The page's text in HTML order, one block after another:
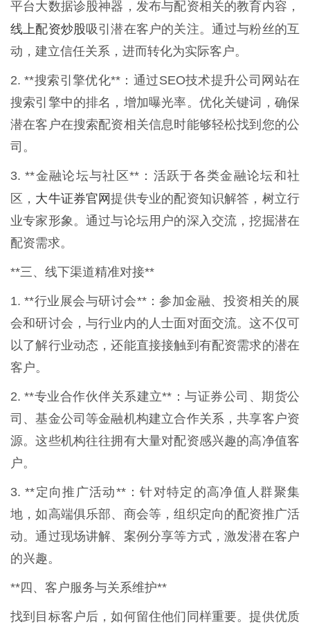
平台大数据诊股神器，发布与配资相关的教育内容，
线上配资炒股吸引潜在客户的关注。通过与粉丝的互
动，建立信任关系，进而转化为实际客户。
2. **搜索引擎优化**：通过SEO技术提升公司网站在
搜索引擎中的排名，增加曝光率。优化关键词，确保
潜在客户在搜索配资相关信息时能够轻松找到您的公
司。
3. **金融论坛与社区**：活跃于各类金融论坛和社
区， 大牛证券官网提供专业的配资知识解答，树立行
业专家形象。通过与论坛用户的深入交流，挖掘潜在
配资需求。
**三、线下渠道精准对接**
1. **行业展会与研讨会**：参加金融、投资相关的展
会和研讨会，与行业内的人士面对面交流。这不仅可
以了解行业动态，还能直接接触到有配资需求的潜在
客户。
2. **专业合作伙伴关系建立**：与证券公司、期货公
司、基金公司等金融机构建立合作关系，共享客户资
源。这些机构往往拥有大量对配资感兴趣的高净值客
户。
3. **定向推广活动**：针对特定的高净值人群聚集
地，如高端俱乐部、商会等，组织定向的配资推广活
动。通过现场讲解、案例分享等方式，激发潜在客户
的兴趣。
**四、客户服务与关系维护**
找到目标客户后，如何留住他们同样重要。提供优质